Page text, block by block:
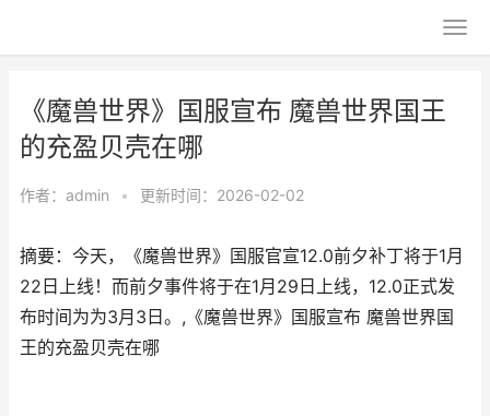
《魔兽世界》国服宣布 魔兽世界国王
的充盈贝壳在哪
作者： admin • 更新时间：2026-02-02
摘要：今天，《魔兽世界》国服官宣12.0前夕补丁将于1月
22日上线！而前夕事件将于在1月29日上线，12.0正式发
布时间为为3月3日。,《魔兽世界》国服宣布 魔兽世界国
王的充盈贝壳在哪